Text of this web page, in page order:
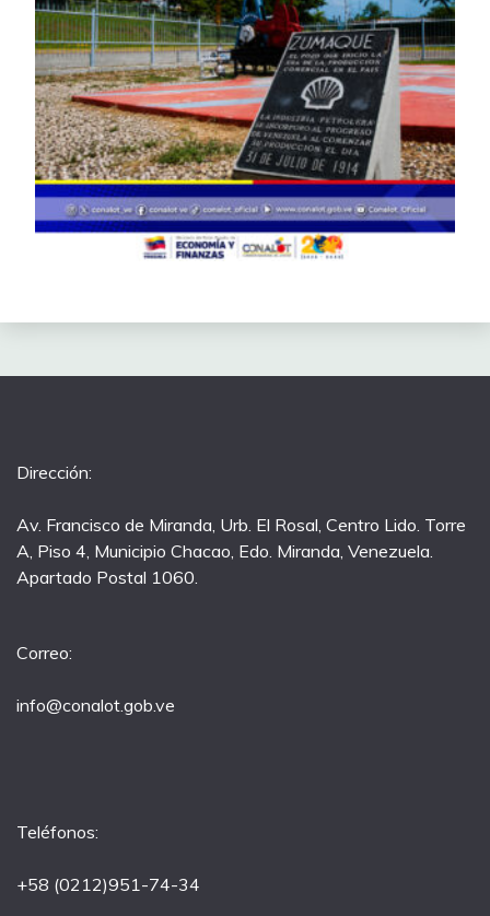
Dirección:
Av. Francisco de Miranda, Urb. El Rosal, Centro Lido. Torre
A, Piso 4, Municipio Chacao, Edo. Miranda, Venezuela.
Apartado Postal 1060.
Correo:
info@conalot.gob.ve
Teléfonos:
+58 (0212)951-74-34